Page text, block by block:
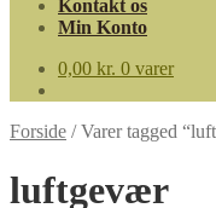
Kontakt os
Min Konto
0,00 kr. 0 varer
Forside /Varer tagged
luftgevær